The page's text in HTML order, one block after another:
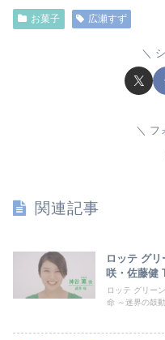
お菓子 広瀬すず
フ
関連記事
ロッテ グ
咲・佐藤健
ロッテ グリー
命 ～迷界の鼓